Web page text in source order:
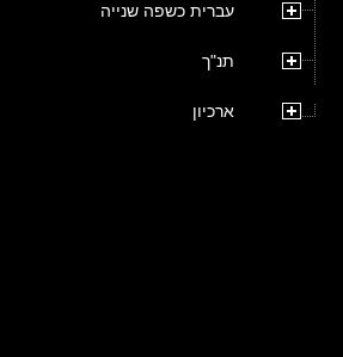
עברית כשפה שנייה
תנ"ך
ארכיון